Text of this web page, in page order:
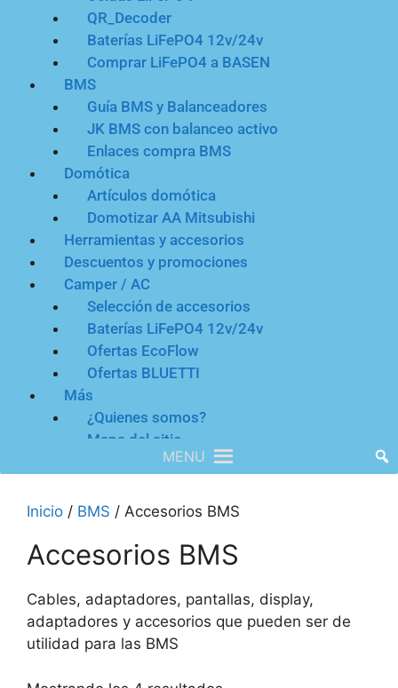
QR_Decoder
Baterías LiFePO4 12v/24v
Comprar LiFePO4 a BASEN
BMS
Guía BMS y Balanceadores
JK BMS con balanceo activo
Enlaces compra BMS
Domótica
Artículos domótica
Domotizar AA Mitsubishi
Herramientas y accesorios
Descuentos y promociones
Camper / AC
Selección de accesorios
Baterías LiFePO4 12v/24v
Ofertas EcoFlow
Ofertas BLUETTI
Más
¿Quienes somos?
Mapa del sitio
MENU
Inicio / BMS / Accesorios BMS
Accesorios BMS
Cables, adaptadores, pantallas, display,
adaptadores y accesorios que pueden ser de
utilidad para las BMS